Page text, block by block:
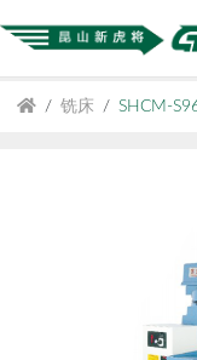
铣床 SHCM-